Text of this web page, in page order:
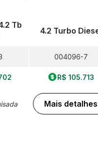
Tb
4.2 Turbo
004096-7
R$ 105.713
Mais detalhes